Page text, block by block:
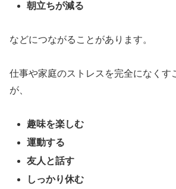
朝立ちが減る
などにつながることがあります。
仕事や家庭のストレスを完全になくす
が、
趣味を楽しむ
運動する
友人と話す
しっかり休む